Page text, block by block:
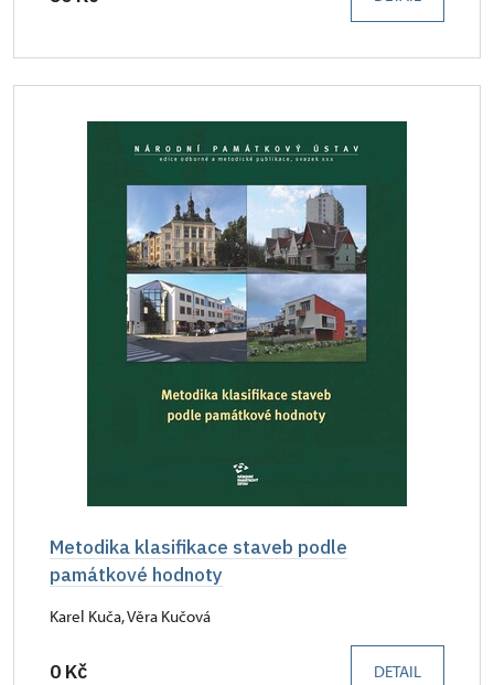
Metodika klasifikace staveb podle
památkové hodnoty
Karel Kuča, Věra Kučová
0 Kč DETAIL